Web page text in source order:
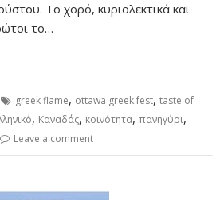
Το χορό, κυριολεκτικά και
το…
greek flame, ottawa greek fest,taste of
, Καναδάς, κοινότητα,πανηγύρι,
Leave a comment